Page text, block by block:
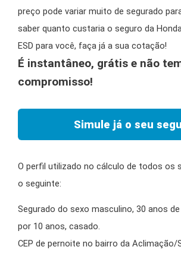
preço pode variar muito de segurado
saber quanto custaria o seguro da
ESD para você, faça já a sua cotação!
É instantâneo, grátis e não
compromisso!
Simule já o seu
O perfil utilizado no cálculo de todos os
o seguinte:
Segurado do sexo masculino, 30 anos
por 10 anos, casado.
CEP de pernoite no bairro da Aclimação/